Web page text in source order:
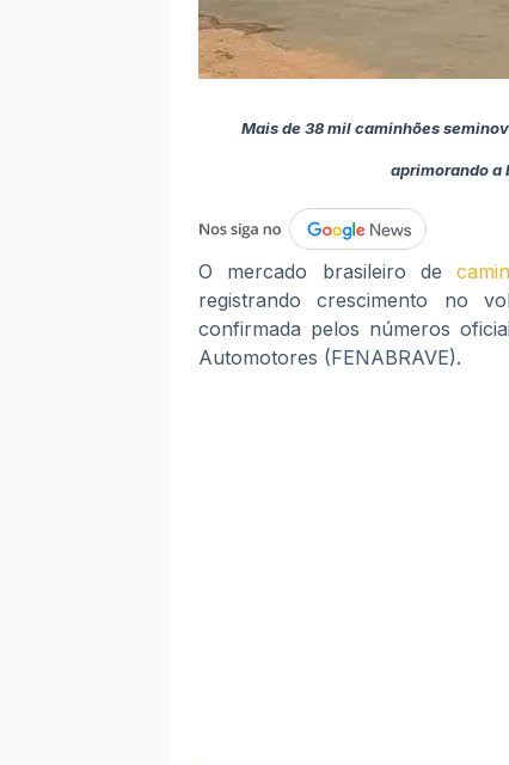
Mais de 38 mil caminhões
aprimorando a
O mercado brasileiro de
registrando crescimento no
confirmada pelos números
Automotores (FENABRAVE).